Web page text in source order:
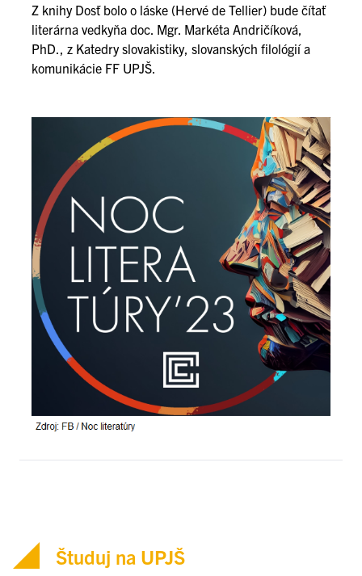
Z knihy Dosť bolo o láske (Hervé de Tellier) bude čítať
literárna vedkyňa doc. Mgr. Markéta Andričíková,
PhD., z Katedry slovakistiky, slovanských filológií a
komunikácie FF UPJŠ.
Študuj na UPJŠ